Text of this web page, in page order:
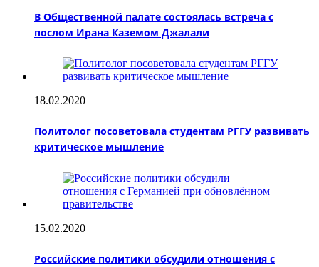
В Общественной палате состоялась встреча с
послом Ирана Каземом Джалали
18.02.2020
Политолог посоветовала студентам РГГУ развивать
критическое мышление
15.02.2020
Российские политики обсудили отношения с